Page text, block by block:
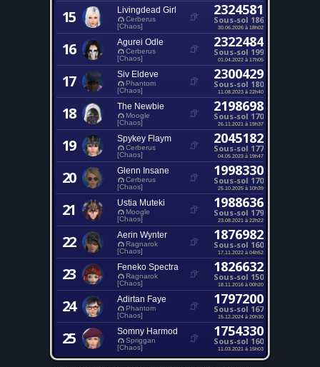
15 Livingdead Girl
Cerberus
[Chaos]
2324581
Sous-sol 186
30.06.2026 à 18h02
16 Agurei Odle
Cerberus
[Chaos]
2322484
Sous-sol 199
01.04.2022 à 17h05
17 Siv Eldeve
Phantom
[Chaos]
2300429
Sous-sol 180
11.08.2023 à 22h40
18 The Newbie
Moogle
[Chaos]
2198698
Sous-sol 170
26.11.2021 à 19h37
19 Spykey Flaym
Cerberus
[Chaos]
2045182
Sous-sol 177
04.05.2023 à 19h47
20 Glenn Insane
Cerberus
[Chaos]
1998330
Sous-sol 170
25.10.2025 à 10h39
21 Ustia Muteki
Moogle
[Chaos]
1988636
Sous-sol 179
23.08.2021 à 22h22
22 Aerin Wynter
Ragnarok
[Chaos]
1876982
Sous-sol 160
17.11.2022 à 04h52
23 Feneko Spectra
Ragnarok
[Chaos]
1826632
Sous-sol 150
18.11.2016 à 00h20
24 Adirtan Faye
Phantom
[Chaos]
1797200
Sous-sol 167
15.12.2024 à 20h30
25 Somny Harmod
Spriggan
[Chaos]
1754330
Sous-sol 160
11.03.2021 à 15h03